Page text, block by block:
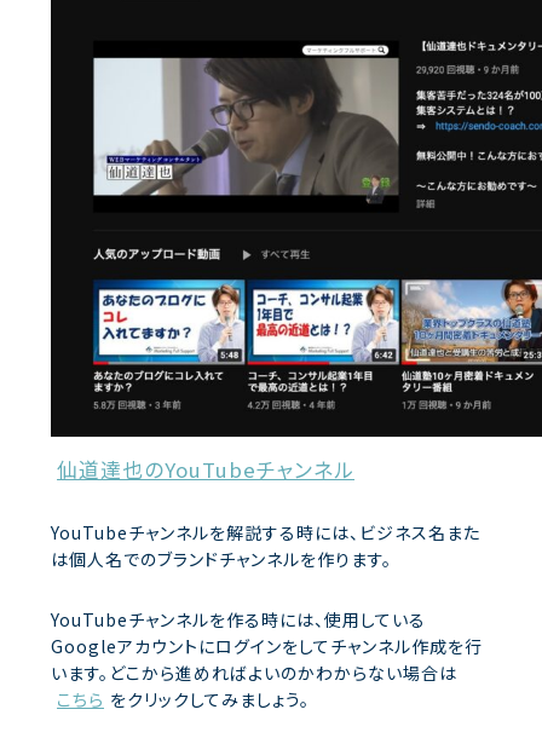
仙道達也のYouTubeチャンネル
YouTubeチャンネルを解説する時には、ビジネス名また
は個人名でのブランドチャンネルを作ります。
YouTubeチャンネルを作る時には、使用している
Googleアカウントにログインをしてチャンネル作成を行
います。どこから進めればよいのかわからない場合は
こちら をクリックしてみましょう。